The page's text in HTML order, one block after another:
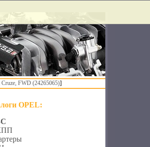
FWD (24265065)]
OPEL: